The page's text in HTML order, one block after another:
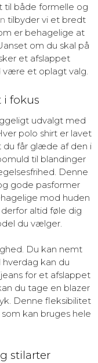
til både formelle og
tilbyder vi et bredt
er behagelige at
om du skal på
et afslappet
være et oplagt valg.
i fokus
udvalgt med
polo shirt er lavet
du får glæde af den i
til blandinger
Denne
gode pasformer
mod huden
altid føle dig
du vælger.
Du kan nemt
hverdag kan du
for et afslappet
du tage en blazer
Denne fleksibilitet
kan bruges hele
stilarter